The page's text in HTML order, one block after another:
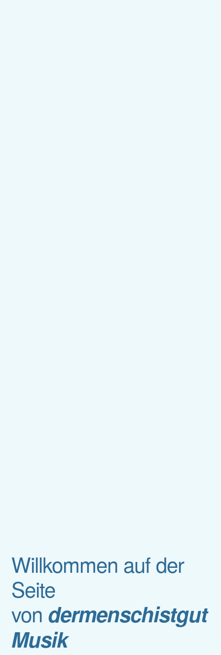
Willkommen auf der
Seite
von dermenschistgut
Musik